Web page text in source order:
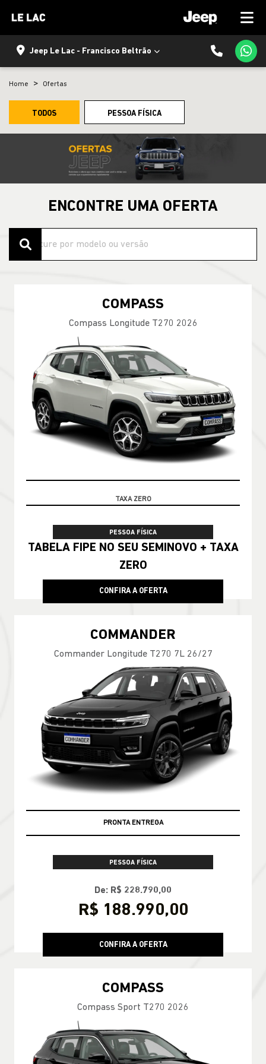
Jeep Le Lac - Francisco Beltrão
Home Ofertas
TODOS PESSOA FÍSICA
ENCONTRE UMA OFERTA
COMPASS
Compass Longitude T270 2026
PESSOA FÍSICA
TABELA FIPE NO SEU SEMINOVO + TAXA
ZERO
CONFIRA A OFERTA
COMMANDER
Commander Longitude T270 7L 26/27
PRONTA ENTREGA
PESSOA FÍSICA
De: R$ 228.790,00
R$ 188.990,00
CONFIRA A OFERTA
COMPASS
Compass Sport T270 2026